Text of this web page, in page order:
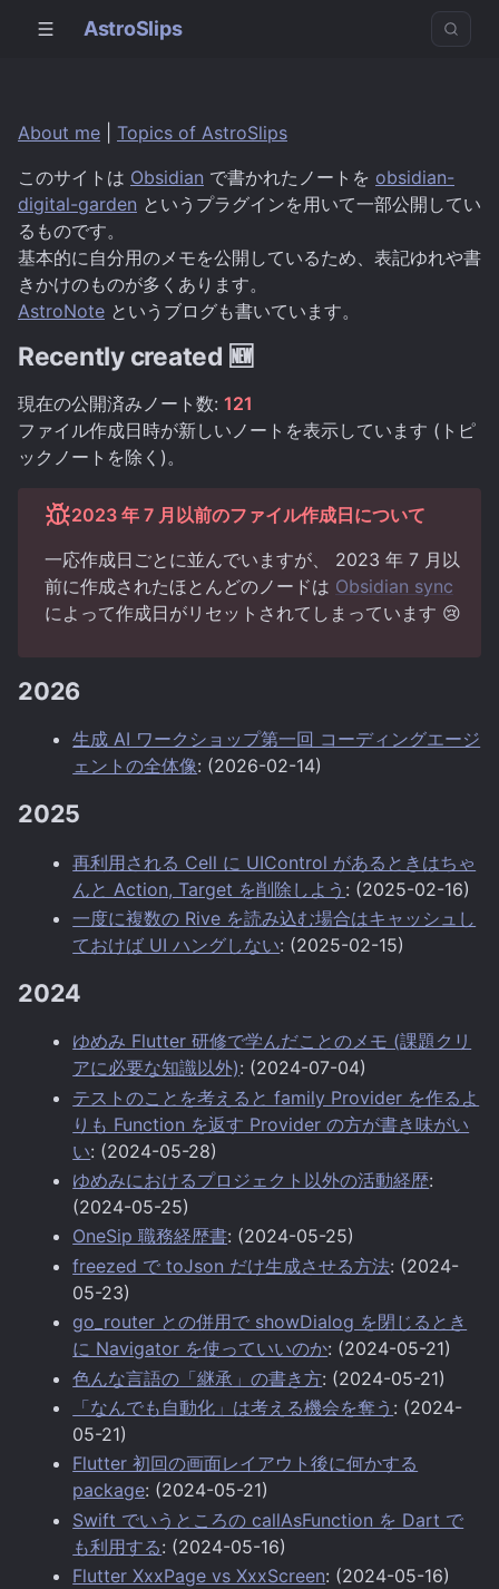
AstroSlips
About me
Topics of AstroSlips
このサイトは Obsidian で書かれたノートを obsidian-
digital-garden というプラグインを用いて一部公開してい
るものです。
基本的に自分用のメモを公開しているため、表記ゆれや書
きかけのものが多くあります。
AstroNote というブログも書いています。
Recently created 🆕
現在の公開済みノート数: 121
ファイル作成日時が新しいノートを表示しています (トピ
ックノートを除く)。
2023 年 7 月以前のファイル作成日について
一応作成日ごとに並んでいますが、 2023 年 7 月以
前に作成されたほとんどのノードは Obsidian sync
によって作成日がリセットされてしまっています 😢
2026
生成 AI ワークショップ第一回 コーディングエージ
ェントの全体像: (2026-02-14)
2025
再利用される Cell に UIControl があるときはちゃ
んと Action, Target を削除しよう : (2025-02-16)
一度に複数の Rive を読み込む場合はキャッシュし
ておけば UI ハングしない: (2025-02-15)
2024
ゆめみ Flutter 研修で学んだことのメモ (課題クリ
アに必要な知識以外): (2024-07-04)
テストのことを考えると family Provider を作るよ
りも Function を返す Provider の方が書き味がい
い: (2024-05-28)
ゆめみにおけるプロジェクト以外の活動経歴:
(2024-05-25)
OneSip 職務経歴書: (2024-05-25)
freezed で toJson だけ生成させる方法: (2024-
05-23)
go_router との併用で showDialog を閉じるとき
に Navigator を使っていいのか: (2024-05-21)
色んな言語の「継承」の書き方: (2024-05-21)
「なんでも自動化」は考える機会を奪う : (2024-
05-21)
Flutter 初回の画面レイアウト後に何かする
package: (2024-05-21)
Swift でいうところの callAsFunction を Dart で
も利用する: (2024-05-16)
Flutter XxxPage vs XxxScreen: (2024-05-16)